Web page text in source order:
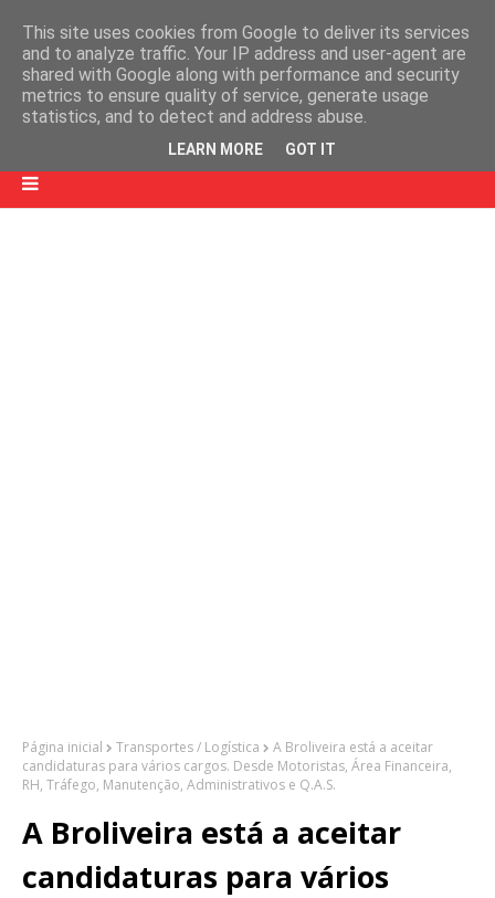
Página inicial Transportes / Logística
A Broliveira está a aceitar
candidaturas para vários cargos. Desde Motoristas, Área Financeira,
RH, Tráfego, Manutenção, Administrativos e Q.A.S.
A Broliveira está a aceitar
candidaturas para vários
This site uses cookies from Google to deliver its services
and to analyze traffic. Your IP address and user-agent are
shared with Google along with performance and security
metrics to ensure quality of service, generate usage
statistics, and to detect and address abuse.
LEARN MORE GOT IT